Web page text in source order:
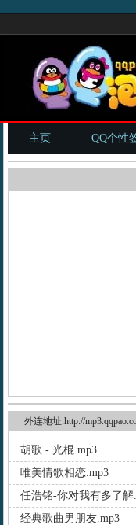
主页 QQ个性
外连地址:http://
胡歌 - 光棍.mp3
唯美情歌相恋.mp3
任浩铭-你对我有多了解
经典歌曲男朋友.mp3